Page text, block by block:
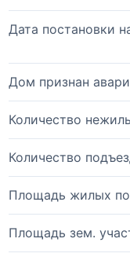
Дата постановки
Дом признан
Количество
Количество
Площадь жилых
Площадь зем.